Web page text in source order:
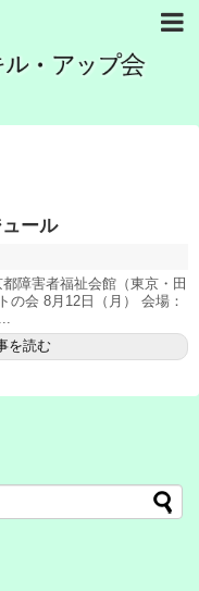
ール
障害者福祉会館（東京・田
会 8月12日（月） 会場：
を読む